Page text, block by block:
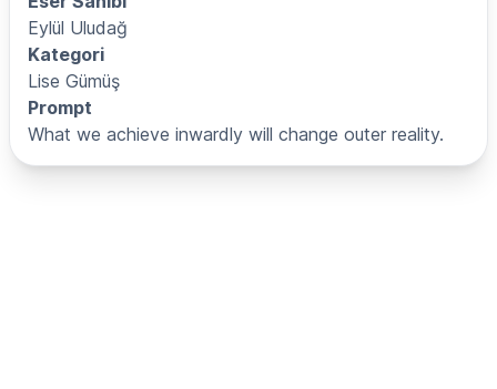
Eylül Uludağ
Kategori
Lise Gümüş
Prompt
What we achieve inwardly will change outer reality.